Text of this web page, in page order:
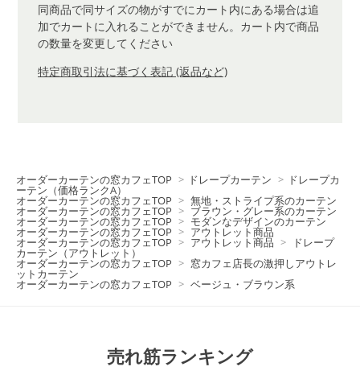
同商品で同サイズの物がすでにカート内にある場合は追
加でカートに入れることができません。カート内で商品
の数量を変更してください
特定商取引法に基づく表記 (返品など)
オーダーカーテンの窓カフェTOP > ドレープカーテン > ドレープカ
ーテン（価格ランクA）
オーダーカーテンの窓カフェTOP > 無地・ストライプ系のカーテン
オーダーカーテンの窓カフェTOP > ブラウン・グレー系のカーテン
オーダーカーテンの窓カフェTOP > モダンなデザインのカーテン
オーダーカーテンの窓カフェTOP > アウトレット商品
オーダーカーテンの窓カフェTOP > アウトレット商品 > ドレープ
カーテン（アウトレット）
オーダーカーテンの窓カフェTOP > 窓カフェ店長の激押しアウトレ
ットカーテン
オーダーカーテンの窓カフェTOP > ベージュ・ブラウン系
売れ筋ランキング